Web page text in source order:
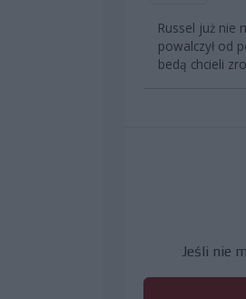
Russel już nie
powalczył od
bedą chcieli
Jeśli nie